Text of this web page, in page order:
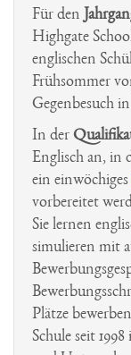
Für den
Highgate
englischen
Frühsommer
Gegenbesuch
In der
Englisch an, in
ein einwöchiges
vorbereitet
Sie lernen
simulieren mit
Plätze
Schule seit